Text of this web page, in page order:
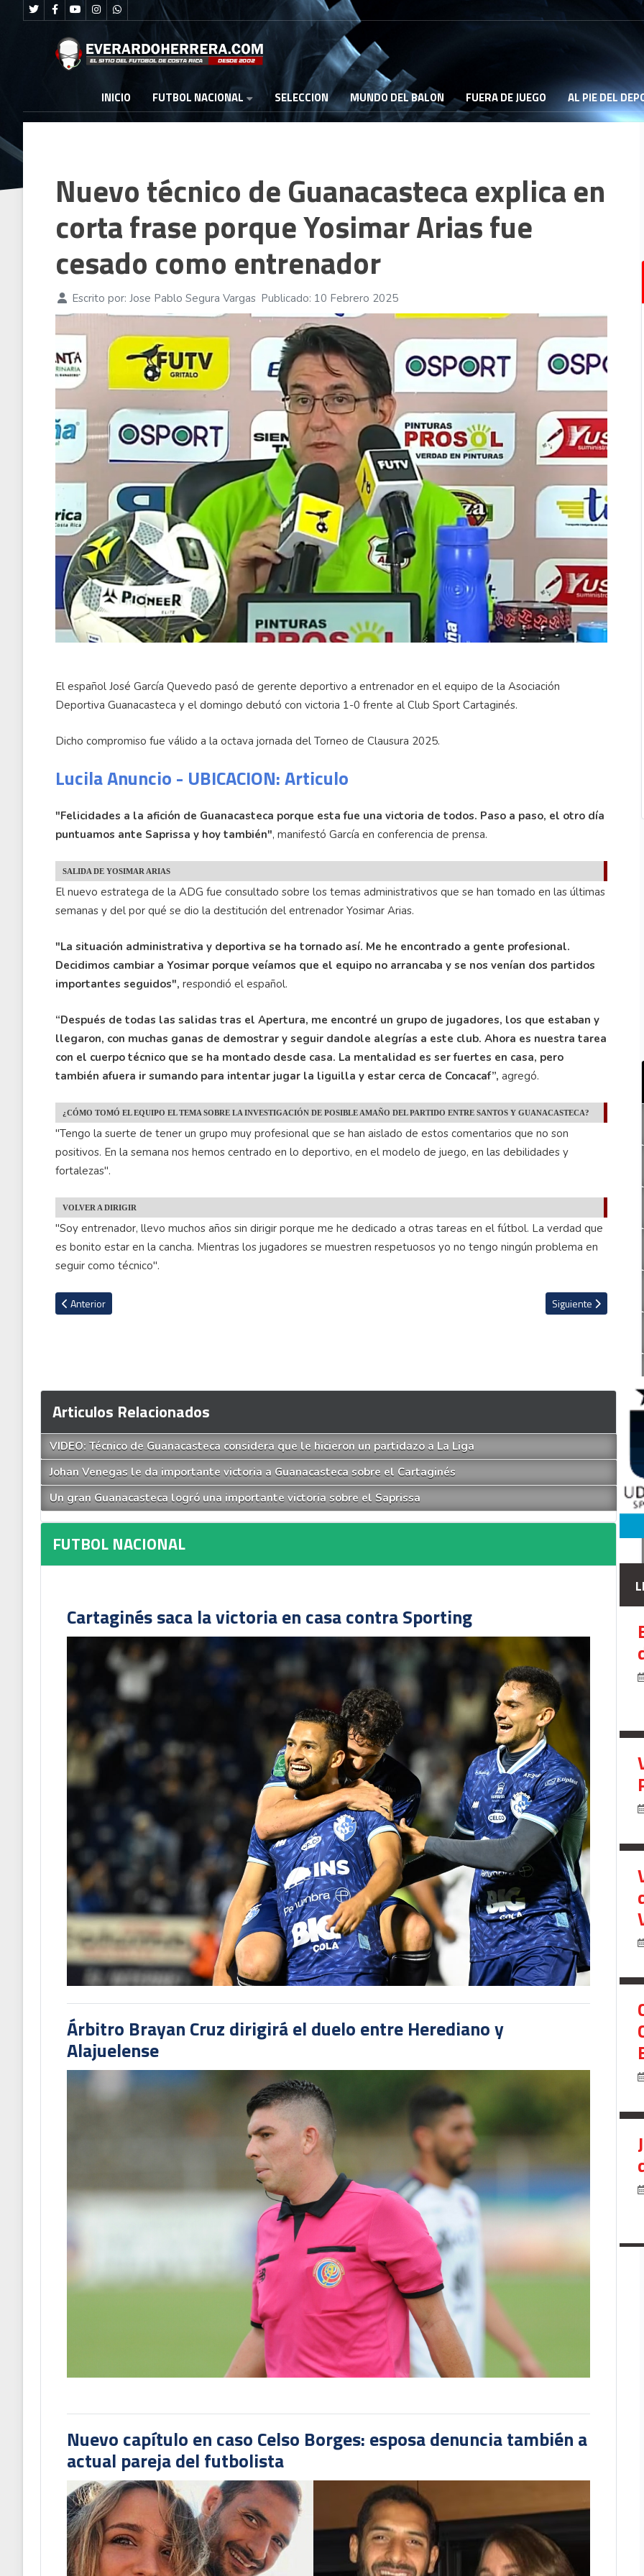
INICIO FUTBOL NACIONAL SELECCION MUNDO DEL BALON FUERA DE JUEGO AL PIE DEL
Nuevo técnico de Guanacasteca explica en
corta frase porque Yosimar Arias fue
cesado como entrenador
Escrito por: Jose Pablo Segura Vargas Publicado: 10 Febrero 2025
El español José García Quevedo pasó de gerente deportivo a entrenador en el equipo de la Asociación
Deportiva Guanacasteca y el domingo debutó con victoria 1-0 frente al Club Sport Cartaginés.
Dicho compromiso fue válido a la octava jornada del Torneo de Clausura 2025.
Lucila Anuncio - UBICACION: Articulo
"Felicidades a la afición de Guanacasteca porque esta fue una victoria de todos. Paso a paso, el otro día
puntuamos ante Saprissa y hoy también", manifestó García en conferencia de prensa.
SALIDA DE YOSIMAR ARIAS
El nuevo estratega de la ADG fue consultado sobre los temas administrativos que se han tomado en las últimas
semanas y del por qué se dio la destitución del entrenador Yosimar Arias.
"La situación administrativa y deportiva se ha tornado así. Me he encontrado a gente profesional.
Decidimos cambiar a Yosimar porque veíamos que el equipo no arrancaba y se nos venían dos partidos
importantes seguidos", respondió el español.
“Después de todas las salidas tras el Apertura, me encontré un grupo de jugadores, los que estaban y
llegaron, con muchas ganas de demostrar y seguir dandole alegrías a este club. Ahora es nuestra tarea
con el cuerpo técnico que se ha montado desde casa. La mentalidad es ser fuertes en casa, pero
también afuera ir sumando para intentar jugar la liguilla y estar cerca de Concacaf”, agregó.
¿CÓMO TOMÓ EL EQUIPO EL TEMA SOBRE LA INVESTIGACIÓN DE POSIBLE AMAÑO DEL PARTIDO ENTRE SANTOS Y GUANACASTECA?
"Tengo la suerte de tener un grupo muy profesional que se han aislado de estos comentarios que no son
positivos. En la semana nos hemos centrado en lo deportivo, en el modelo de juego, en las debilidades y
fortalezas".
VOLVER A DIRIGIR
"Soy entrenador, llevo muchos años sin dirigir porque me he dedicado a otras tareas en el fútbol. La verdad que
es bonito estar en la cancha. Mientras los jugadores se muestren respetuosos yo no tengo ningún problema en
seguir como técnico".
Artículo anterior: Las sensaciones de Washington Ortega tras disputar su primer clásico en 'La Cueva'
Anterior Artículo siguiente:
Siguiente
Articulos Relacionados
VIDEO: Técnico de Guanacasteca considera que le hicieron un partidazo a La Liga
Johan Venegas le da importante victoria a Guanacasteca sobre el Cartaginés
Un gran Guanacasteca logró una importante victoria sobre el Saprissa
FUTBOL NACIONAL
Cartaginés saca la victoria en casa contra Sporting
Árbitro Brayan Cruz dirigirá el duelo entre Herediano y
Alajuelense
Nuevo capítulo en caso Celso Borges: esposa denuncia también a
actual pareja del futbolista